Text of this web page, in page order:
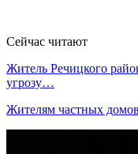
Сейчас читают
Житель Речицкого
угрозу…
Жителям частных